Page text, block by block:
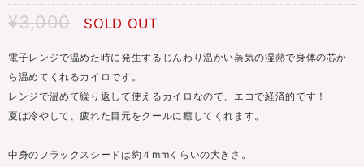
¥3,000 SOLD OUT
電子レンジで温めた時に発生するじんわり温かい蒸気の湿熱で身体の芯か
ら温めてくれるカイロです。
レンジで温めて繰り返して使えるカイロなので、エコで経済的です！
夏は冷やして、疲れた目元をクールに癒してくれます。
中身のフラックスシードは約４mmくらいの大きさ。